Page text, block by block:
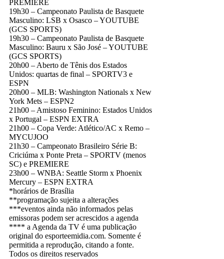
PREMIERE
19h30 – Campeonato Paulista de Basquete
Masculino: LSB x Osasco – YOUTUBE
(GCS SPORTS)
19h30 – Campeonato Paulista de Basquete
Masculino: Bauru x São José – YOUTUBE
(GCS SPORTS)
20h00 – Aberto de Tênis dos Estados
Unidos: quartas de final – SPORTV3 e
ESPN
20h00 – MLB: Washington Nationals x New
York Mets – ESPN2
21h00 – Amistoso Feminino: Estados Unidos
x Portugal – ESPN EXTRA
21h00 – Copa Verde: Atlético/AC x Remo –
MYCUJOO
21h30 – Campeonato Brasileiro Série B:
Criciúma x Ponte Preta – SPORTV (menos
SC) e PREMIERE
23h00 – WNBA: Seattle Storm x Phoenix
Mercury – ESPN EXTRA
*horários de Brasília
**programação sujeita a alterações
***eventos ainda não informados pelas
emissoras podem ser acrescidos a agenda
**** a Agenda da TV é uma publicação
original do esporteemidia.com. Somente é
permitida a reprodução, citando a fonte.
Todos os direitos reservados